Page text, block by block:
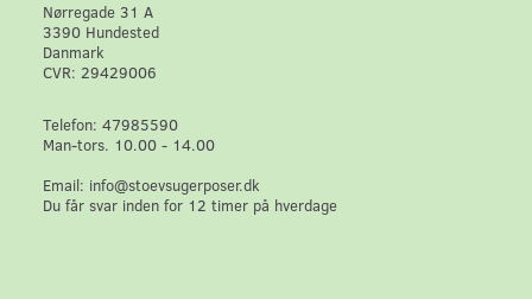
Nørregade 31 A
3390 Hundested
Danmark
CVR: 29429006
Telefon: 47985590
Man-tors. 10.00 - 14.00
Email: info@stoevsugerposer.dk
Du får svar inden for 12 timer på hverdage